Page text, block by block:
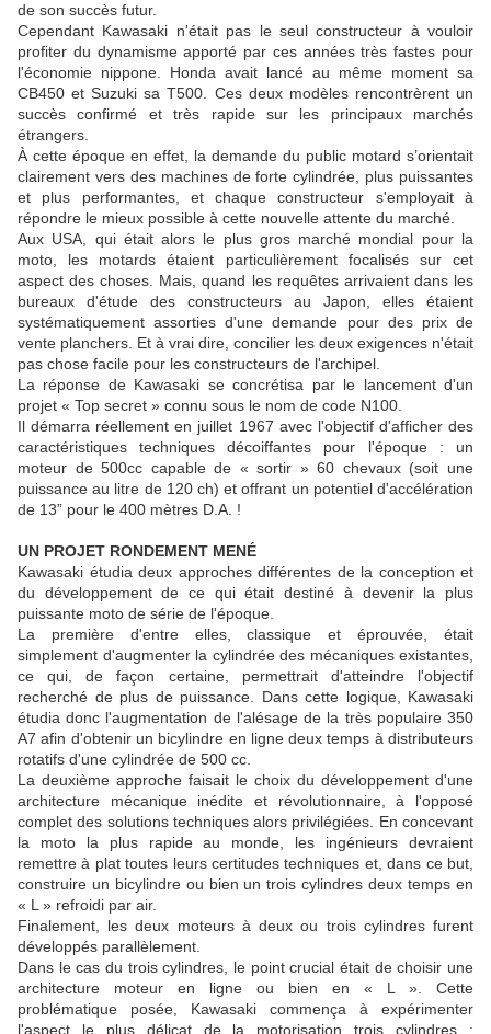
de son succès futur.
Cependant Kawasaki n'était pas le seul constructeur à vouloir
profiter du dynamisme apporté par ces années très fastes pour
l'économie nippone. Honda avait lancé au même moment sa
CB450 et Suzuki sa T500. Ces deux modèles rencontrèrent un
succès confirmé et très rapide sur les principaux marchés
étrangers.
À cette époque en effet, la demande du public motard s’orientait
clairement vers des machines de forte cylindrée, plus puissantes
et plus performantes, et chaque constructeur s'employait à
répondre le mieux possible à cette nouvelle attente du marché.
Aux USA, qui était alors le plus gros marché mondial pour la
moto, les motards étaient particulièrement focalisés sur cet
aspect des choses. Mais, quand les requêtes arrivaient dans les
bureaux d'étude des constructeurs au Japon, elles étaient
systématiquement assorties d'une demande pour des prix de
vente planchers. Et à vrai dire, concilier les deux exigences n'était
pas chose facile pour les constructeurs de l'archipel.
La réponse de Kawasaki se concrétisa par le lancement d'un
projet « Top secret » connu sous le nom de code N100.
Il démarra réellement en juillet 1967 avec l'objectif d'afficher des
caractéristiques techniques décoiffantes pour l'époque : un
moteur de 500cc capable de « sortir » 60 chevaux (soit une
puissance au litre de 120 ch) et offrant un potentiel d'accélération
de 13” pour le 400 mètres D.A. !
UN PROJET RONDEMENT MENÉ
Kawasaki étudia deux approches différentes de la conception et
du développement de ce qui était destiné à devenir la plus
puissante moto de série de l'époque.
La première d'entre elles, classique et éprouvée, était
simplement d'augmenter la cylindrée des mécaniques existantes,
ce qui, de façon certaine, permettrait d'atteindre l'objectif
recherché de plus de puissance. Dans cette logique, Kawasaki
étudia donc l'augmentation de l'alésage de la très populaire 350
A7 afin d'obtenir un bicylindre en ligne deux temps à distributeurs
rotatifs d'une cylindrée de 500 cc.
La deuxième approche faisait le choix du développement d'une
architecture mécanique inédite et révolutionnaire, à l'opposé
complet des solutions techniques alors privilégiées. En concevant
la moto la plus rapide au monde, les ingénieurs devraient
remettre à plat toutes leurs certitudes techniques et, dans ce but,
construire un bicylindre ou bien un trois cylindres deux temps en
« L » refroidi par air.
Finalement, les deux moteurs à deux ou trois cylindres furent
développés parallèlement.
Dans le cas du trois cylindres, le point crucial était de choisir une
architecture moteur en ligne ou bien en « L ». Cette
problématique posée, Kawasaki commença à expérimenter
l'aspect le plus délicat de la motorisation trois cylindres :